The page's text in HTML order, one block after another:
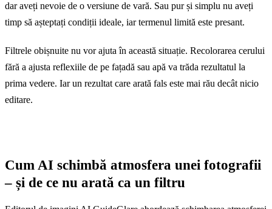
dar aveți nevoie de o versiune de vară. Sau pur și simplu nu aveți
timp să așteptați condiții ideale, iar termenul limită este presant.
Filtrele obișnuite nu vor ajuta în această situație. Recolorarea cerului
fără a ajusta reflexiile de pe fațadă sau apă va trăda rezultatul la
prima vedere. Iar un rezultat care arată fals este mai rău decât nicio
editare.
Cum AI schimbă atmosfera unei fotografii
– și de ce nu arată ca un filtru